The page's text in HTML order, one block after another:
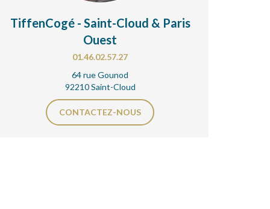
TiffenCogé - Saint-Cloud & Paris
Ouest
01.46.02.57.27
64 rue Gounod
92210 Saint-Cloud
CONTACTEZ-NOUS